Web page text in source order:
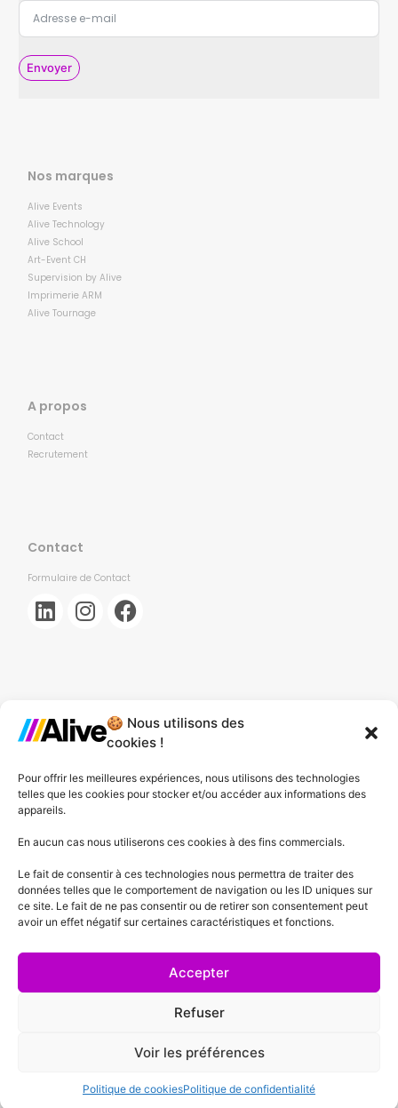
🍪 Nous utilisons des
cookies !
Pour offrir les meilleures expériences, nous utilisons des technologies
telles que les cookies pour stocker et/ou accéder aux informations des
appareils.
En aucun cas nous utiliserons ces cookies à des fins commercials.
Le fait de consentir à ces technologies nous permettra de traiter des
données telles que le comportement de navigation ou les ID uniques sur
ce site. Le fait de ne pas consentir ou de retirer son consentement peut
avoir un effet négatif sur certaines caractéristiques et fonctions.
Accepter
Refuser
Voir les préférences
Politique de cookiesPolitique de confidentialité
Envoyer
Nos marques
Alive Events
Alive Technology
Alive School
Art-Event CH
Supervision by Alive
Imprimerie ARM
Alive Tournage
A propos
Contact
Recrutement
Contact
Formulaire de Contact
Agence de Lille
Agence de Plessis-Pâté
Agence d'Angers
Agence de Lyon
Agence de Cannes
Conditions générales de vente